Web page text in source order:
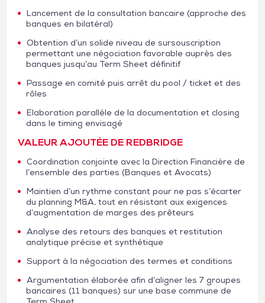
Lancement de la consultation bancaire (approche des
banques en bilatéral)
Obtention d’un solide niveau de sursouscription
permettant une négociation favorable auprès des
banques jusqu’au Term Sheet définitif
Passage en comité puis arrêt du pool / ticket et des
rôles
Elaboration parallèle de la documentation et closing
dans le timing envisagé
VALEUR AJOUTÉE DE REDBRIDGE
Coordination conjointe avec la Direction Financière de
l’ensemble des parties (Banques et Avocats)
Maintien d’un rythme constant pour ne pas s’écarter
du planning M&A, tout en résistant aux exigences
d’augmentation de marges des prêteurs
Analyse des retours des banques et restitution
analytique précise et synthétique
Support à la négociation des termes et conditions
Argumentation élaborée afin d’aligner les 7 groupes
bancaires (11 banques) sur une base commune de